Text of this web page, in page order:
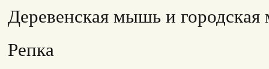
Деревенская мышь и
Репка